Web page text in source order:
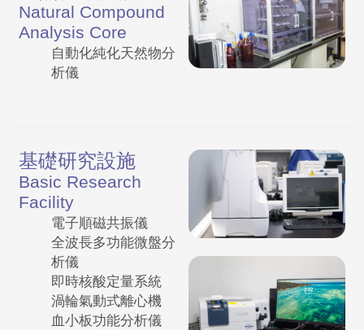
Natural Compound
Analysis Core
自動化純化天然物分
析儀
基礎研究設施
Basic Research
Facility
電子順磁共振儀
全波長多功能微盤分
析儀
即時核酸定量系統
渦輪氣動式離心機
血小板功能分析儀